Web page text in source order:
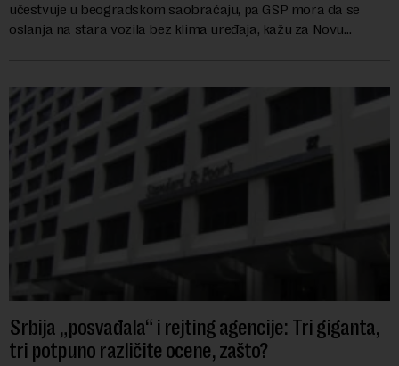
učestvuje u beogradskom saobraćaju, pa GSP mora da se
oslanja na stara vozila bez klima uređaja, kažu za Novu
Srbija „posvađala“ i rejting agencije: Tri giganta,
tri potpuno različite ocene, zašto?